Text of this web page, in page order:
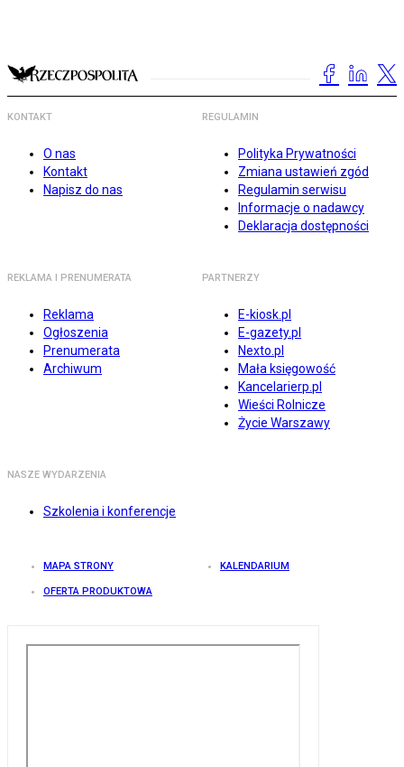
KONTAKT
O nas
Kontakt
Napisz do nas
REGULAMIN
Polityka Prywatności
Zmiana ustawień zgód
Regulamin serwisu
Informacje o nadawcy
Deklaracja dostępności
REKLAMA I PRENUMERATA
Reklama
Ogłoszenia
Prenumerata
Archiwum
PARTNERZY
E-kiosk.pl
E-gazety.pl
Nexto.pl
Mała księgowość
Kancelarierp.pl
Wieści Rolnicze
Życie Warszawy
NASZE WYDARZENIA
Szkolenia i konferencje
MAPA STRONY KALENDARIUM
OFERTA PRODUKTOWA